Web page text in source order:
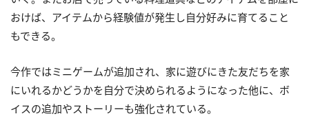
おけば、アイテムから経験値が発生し自分好みに育てること
もできる。
今作ではミニゲームが追加され、家に遊びにきた友だちを家
にいれるかどうかを自分で決められるようになった他に、ボ
イスの追加やストーリーも強化されている。